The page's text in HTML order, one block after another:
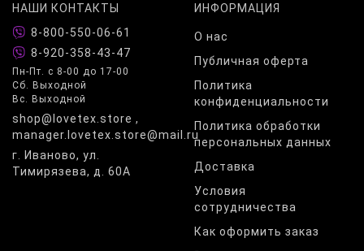
НАШИ КОНТАКТЫ
8-800-550-06-61
8-920-358-43-47
Пн-Пт. с 8-00 до 17-00
Сб. Выходной
Вс. Выходной
shop@lovetex.store ,
manager.lovetex.store@mail.ru
г. Иваново, ул.
Тимирязева, д. 60А
ИНФОРМАЦИЯ
О нас
Публичная оферта
Политика
конфиденциальности
Политика обработки
персональных данных
Доставка
Условия
сотрудничества
Как оформить заказ